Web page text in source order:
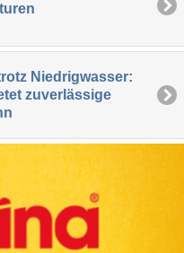
Niedrigwasser:
zuverlässige